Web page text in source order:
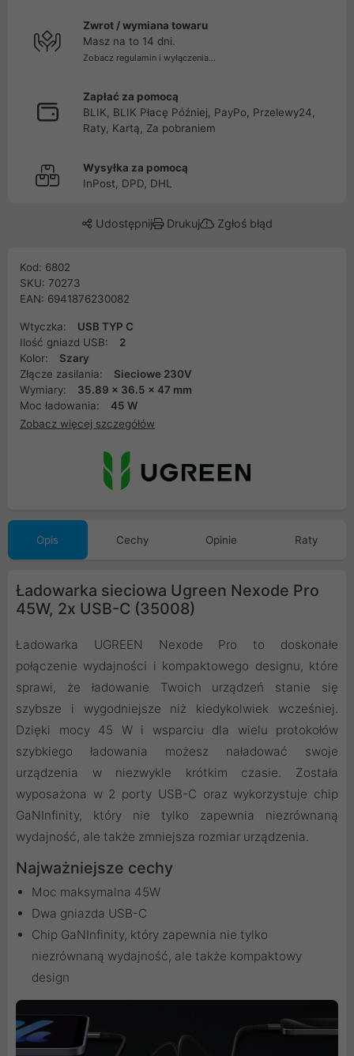
Zwrot / wymiana towaru
Masz na to 14 dni.
Zobacz regulamin i wyłączenia...
Zapłać za pomocą
BLIK, BLIK Płacę Później, PayPo, Przelewy24,
Raty, Kartą, Za pobraniem
Wysyłka za pomocą
InPost, DPD, DHL
Udostępnij Drukuj Zgłoś błąd
Kod: 6802
SKU: 70273
EAN: 6941876230082
Wtyczka:
USB TYP C
Ilość gniazd USB:
2
Kolor:
Szary
Złącze zasilania:
Sieciowe 230V
Wymiary:
35.89 x 36.5 x 47 mm
Moc ładowania:
45 W
Zobacz więcej szczegółów
Opis Cechy Opinie Raty
Ładowarka sieciowa Ugreen Nexode Pro
45W, 2x USB-C (35008)
Ładowarka UGREEN Nexode Pro to doskonałe
połączenie wydajności i kompaktowego designu, które
sprawi, że ładowanie Twoich urządzeń stanie się
szybsze i wygodniejsze niż kiedykolwiek wcześniej.
Dzięki mocy 45 W i wsparciu dla wielu protokołów
szybkiego ładowania możesz naładować swoje
urządzenia w niezwykle krótkim czasie. Została
wyposażona w 2 porty USB-C oraz wykorzystuje chip
GaNInfinity, który nie tylko zapewnia niezrównaną
wydajność, ale także zmniejsza rozmiar urządzenia.
Najważniejsze cechy
Moc maksymalna 45W
Dwa gniazda USB-C
Chip GaNInfinity, który zapewnia nie tylko
niezrównaną wydajność, ale także kompaktowy
design